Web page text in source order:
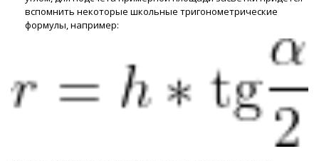
вспомнить некоторые школьные тригонометрические
формулы, например: